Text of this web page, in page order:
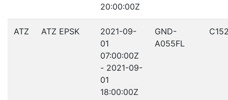
20:00:00Z
ATZ ATZ EPSK
2021-09-
01
07:00:00Z
- 2021-09-
01
18:00:00Z
GND-
A055FL